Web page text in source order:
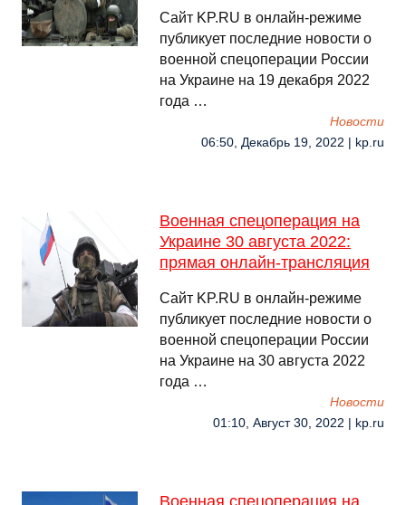
Сайт KP.RU в онлайн-режиме
публикует последние новости о
военной спецоперации России
на Украине на 19 декабря 2022
года …
Новости
06:50, Декабрь 19, 2022 | kp.ru
Военная спецоперация на
Украине 30 августа 2022:
прямая онлайн-трансляция
Сайт KP.RU в онлайн-режиме
публикует последние новости о
военной спецоперации России
на Украине на 30 августа 2022
года …
Новости
01:10, Август 30, 2022 | kp.ru
Военная спецоперация на